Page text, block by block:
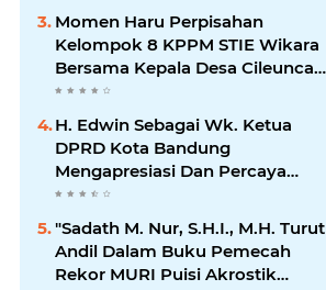
Momen Haru Perpisahan
Kelompok 8 KPPM STIE Wikara
Bersama Kepala Desa Cileunca
di Kecamatan Bojong
H. Edwin Sebagai Wk. Ketua
DPRD Kota Bandung
Mengapresiasi Dan Percaya
Penuh Kepada Kepemimpinan
Lpm Kota Bandung Periode
2021-2026
"Sadath M. Nur, S.H.I., M.H. Turut
Andil Dalam Buku Pemecah
Rekor MURI Puisi Akrostik